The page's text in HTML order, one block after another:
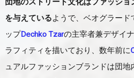
団地のストリート文化はファッシ
を与えているようで、ベオグラード
ップDechko Tzarの主宰者兼デザイ
ラフィティを描いており、数年前に
ュアルファッションブランドは団地